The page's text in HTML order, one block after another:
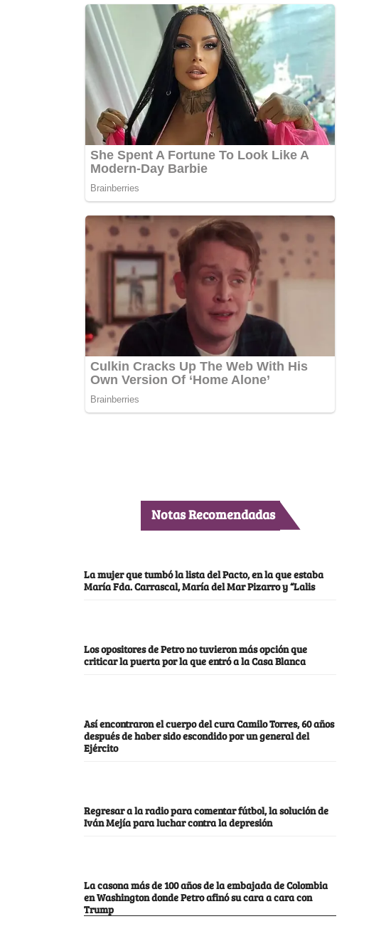
Notas Recomendadas
La mujer que tumbó la lista del Pacto, en la que estaba
María Fda. Carrascal, María del Mar Pizarro y “Lalis
Los opositores de Petro no tuvieron más opción que
criticar la puerta por la que entró a la Casa Blanca
Así encontraron el cuerpo del cura Camilo Torres, 60 años
después de haber sido escondido por un general del
Ejército
Regresar a la radio para comentar fútbol, la solución de
Iván Mejía para luchar contra la depresión
La casona más de 100 años de la embajada de Colombia
en Washington donde Petro afinó su cara a cara con
Trump